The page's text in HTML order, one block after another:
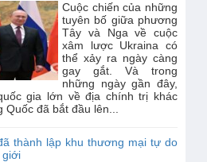
Cuộc chiến của những
tuyên bố giữa phương
Tây và Nga về cuộc
xâm lược Ukraina có
thể xảy ra ngày càng
gay gắt. Và trong
những ngày gần đây,
gia lớn về địa chính trị khác
Quốc đã bắt đầu lên...
thành lập khu thương mại tự do
giới